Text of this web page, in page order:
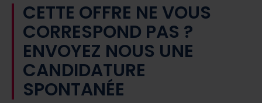
CETTE OFFRE NE VOUS
CORRESPOND PAS ?
ENVOYEZ NOUS UNE
CANDIDATURE
SPONTANÉE